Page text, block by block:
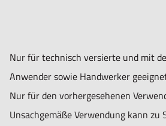
Nur für technisch versierte und mit
Anwender sowie Handwerker
Nur für den vorhergesehenen
Unsachgemäße Verwendung kann zu